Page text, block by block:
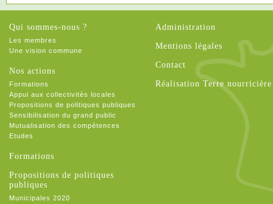
Qui sommes-nous ?
Les membres
Une vision commune
Nos actions
Formations
Appui aux collectivités locales
Propositions de politiques publiques
Sensibilisation du grand public
Mutualisation des compétences
Etudes
Formations
Propositions de politiques
publiques
Municipales 2020
Administration
Mentions légales
Contact
Réalisation Terre nourricière